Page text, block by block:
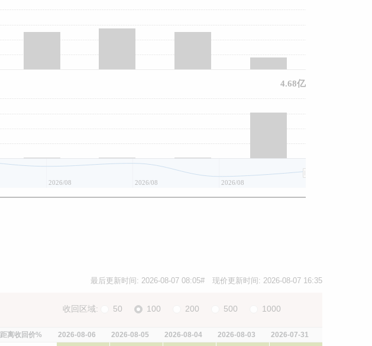
2026/08 2026/08 2026/08
4.68亿
最后更新时间: 2026-08-07 08:05# 现价更新时间: 2026-08-07 16:35
收回区域: 50 100 200 500 1000
距离收回价% 2026-08-06 2026-08-05 2026-08-04 2026-08-03 2026-07-31